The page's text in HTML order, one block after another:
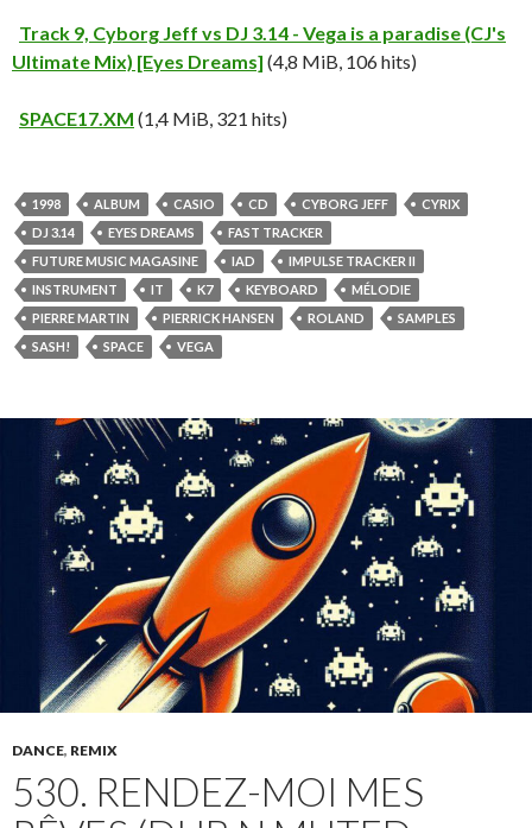
Track 9, Cyborg Jeff vs DJ 3.14 - Vega is a paradise (CJ's
Ultimate Mix) [Eyes Dreams] (4,8 MiB, 106 hits)
SPACE17.XM (1,4 MiB, 321 hits)
1998 ALBUM CASIO CD CYBORG JEFF
CYRIX
DJ 3.14
EYES DREAMS
FAST TRACKER
FUTURE MUSIC MAGASINE
IAD
IMPULSE TRACKER II
INSTRUMENT
IT K7 KEYBOARD
MÉLODIE
PIERRE MARTIN
PIERRICK HANSEN ROLAND
SAMPLES
SASH!
SPACE VEGA
DANCE, REMIX
530. RENDEZ-MOI MES